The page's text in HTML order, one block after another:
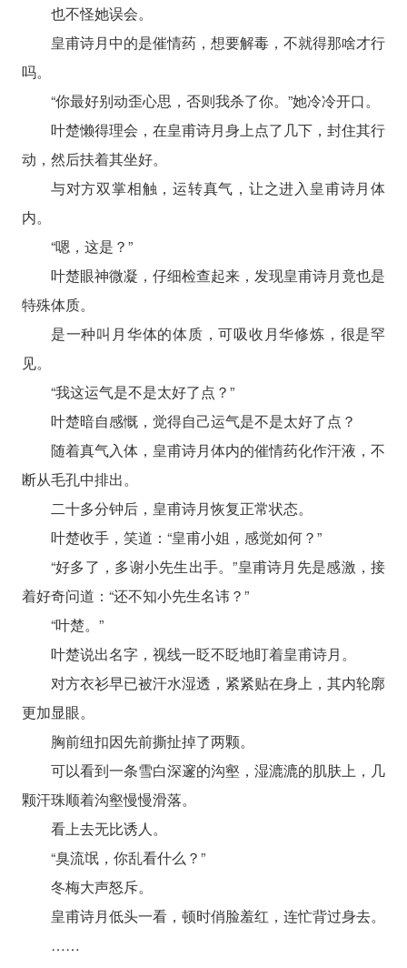
也不怪她误会。
皇甫诗月中的是催情药，想要解毒，不就得那啥才行
吗。
“你最好别动歪心思，否则我杀了你。”她冷冷开口。
叶楚懒得理会，在皇甫诗月身上点了几下，封住其行
动，然后扶着其坐好。
与对方双掌相触，运转真气，让之进入皇甫诗月体
内。
“嗯，这是？”
叶楚眼神微凝，仔细检查起来，发现皇甫诗月竟也是
特殊体质。
是一种叫月华体的体质，可吸收月华修炼，很是罕
见。
“我这运气是不是太好了点？”
叶楚暗自感慨，觉得自己运气是不是太好了点？
随着真气入体，皇甫诗月体内的催情药化作汗液，不
断从毛孔中排出。
二十多分钟后，皇甫诗月恢复正常状态。
叶楚收手，笑道：“皇甫小姐，感觉如何？”
“好多了，多谢小先生出手。”皇甫诗月先是感激，接
着好奇问道：“还不知小先生名讳？”
“叶楚。”
叶楚说出名字，视线一眨不眨地盯着皇甫诗月。
对方衣衫早已被汗水湿透，紧紧贴在身上，其内轮廓
更加显眼。
胸前纽扣因先前撕扯掉了两颗。
可以看到一条雪白深邃的沟壑，湿漉漉的肌肤上，几
颗汗珠顺着沟壑慢慢滑落。
看上去无比诱人。
“臭流氓，你乱看什么？”
冬梅大声怒斥。
皇甫诗月低头一看，顿时俏脸羞红，连忙背过身去。
……